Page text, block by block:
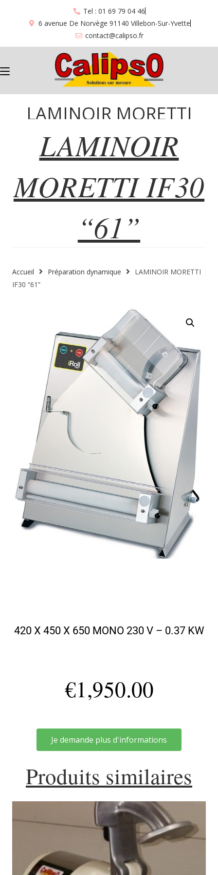
Tel : 01 69 79 04 46
6 avenue De Norvège 91140 Villebon-Sur-Yvette
contact@calipso.fr
LAMINOIR MORETTI
IF30 “61”
LAMINOIR
MORETTI IF30
“61”
Accueil Préparation dynamique
LAMINOIR MORETTI
IF30 “61”
420 X 450 X 650 MONO 230 V – 0.37 KW
€1,950.00
Je demande plus d'informations
Produits similaires